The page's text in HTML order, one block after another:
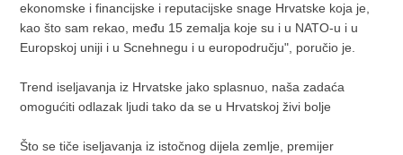
ekonomske i financijske i reputacijske snage Hrvatske koja je,
kao što sam rekao, među 15 zemalja koje su i u NATO-u i u
Europskoj uniji i u Scnehnegu i u europodručju", poručio je.
Trend iseljavanja iz Hrvatske jako splasnuo, naša zadaća
omogućiti odlazak ljudi tako da se u Hrvatskoj živi bolje
Što se tiče iseljavanja iz istočnog dijela zemlje, premijer